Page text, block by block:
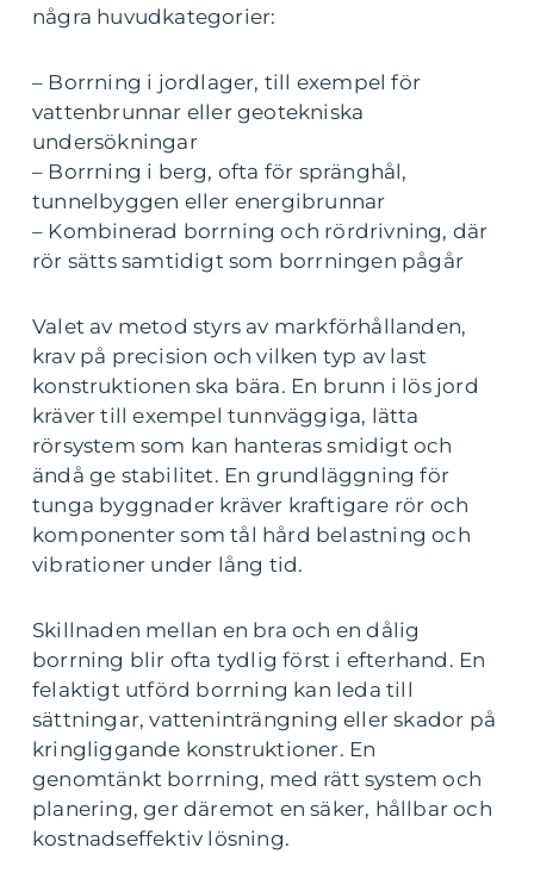
några huvudkategorier:
– Borrning i jordlager, till exempel för
vattenbrunnar eller geotekniska
undersökningar
– Borrning i berg, ofta för spränghål,
tunnelbyggen eller energibrunnar
– Kombinerad borrning och rördrivning, där
rör sätts samtidigt som borrningen pågår
Valet av metod styrs av markförhållanden,
krav på precision och vilken typ av last
konstruktionen ska bära. En brunn i lös jord
kräver till exempel tunnväggiga, lätta
rörsystem som kan hanteras smidigt och
ändå ge stabilitet. En grundläggning för
tunga byggnader kräver kraftigare rör och
komponenter som tål hård belastning och
vibrationer under lång tid.
Skillnaden mellan en bra och en dålig
borrning blir ofta tydlig först i efterhand. En
felaktigt utförd borrning kan leda till
sättningar, vatteninträngning eller skador på
kringliggande konstruktioner. En
genomtänkt borrning, med rätt system och
planering, ger däremot en säker, hållbar och
kostnadseffektiv lösning.